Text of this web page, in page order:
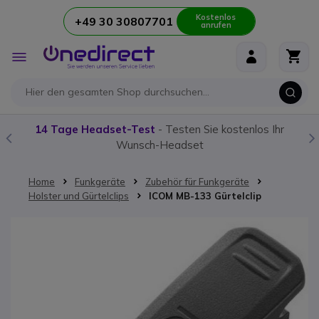
Zum Inhalt springen+49 30 30807701 Kostenlos
anrufen
Navigation
umschalten
14 Tage Headset-Test - Testen Sie kostenlos Ihr
Wunsch-Headset
Home Funkgeräte
Zubehör für Funkgeräte
Holster und Gürtelclips
ICOM MB-133 Gürtelclip